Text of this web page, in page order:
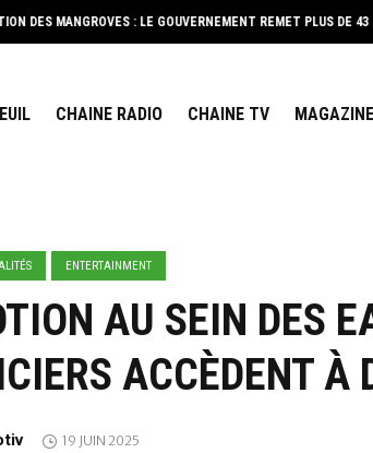
REMET PLUS DE 43 MILLIONS FCFA D’ÉQUIPEMENTS À 11
CHAINE RADIO CHAINE TV
ENTERTAINMENT
AU SEIN DES
ACCÈDENT À
19 JUIN 2025